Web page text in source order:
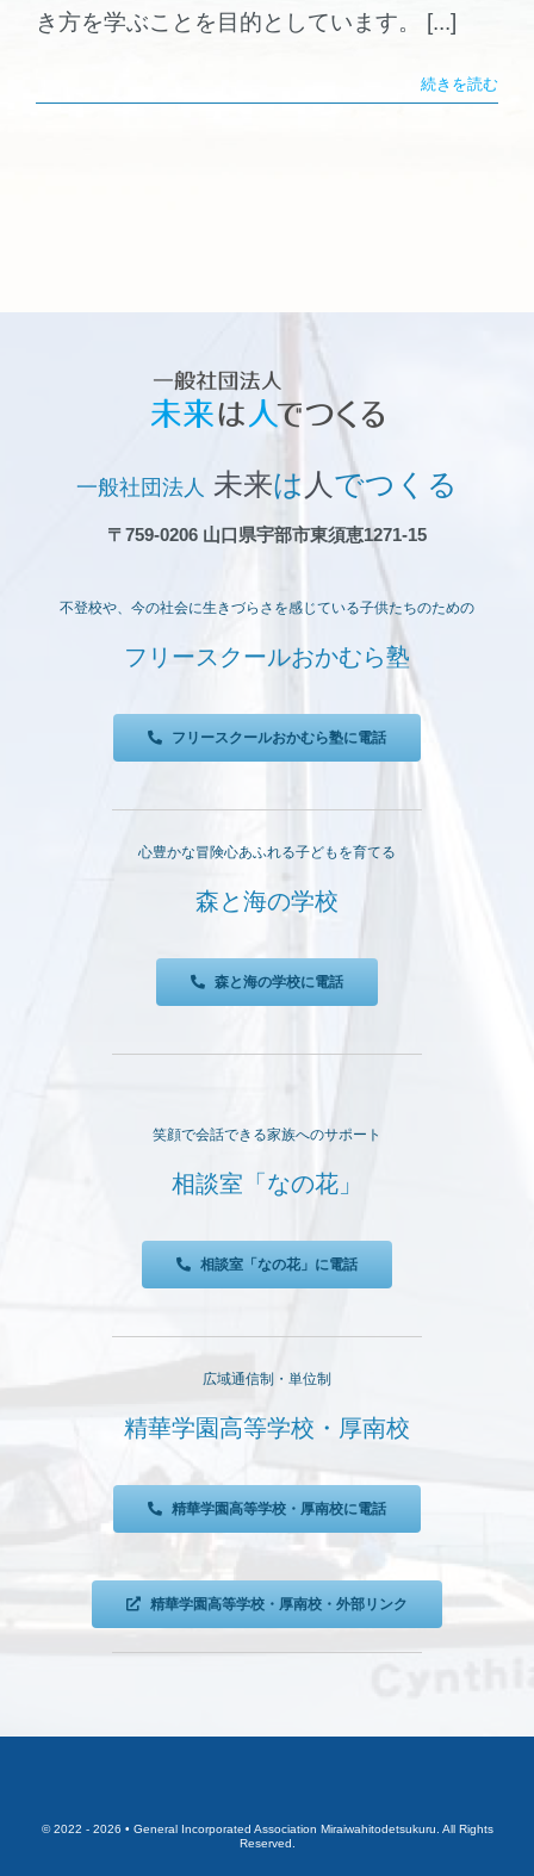
き方を学ぶことを目的としています。 [...]
続きを読む
一般社団法人 未来は 人 でつくる
〒759-0206 山口県宇部市東須恵1271-15
不登校や、今の社会に生きづらさを感じている子供たちのための
フリースクールおかむら塾
フリースクールおかむら塾に電話
心豊かな冒険心あふれる子どもを育てる
森と海の学校
森と海の学校に電話
笑顔で会話できる家族へのサポート
相談室「なの花」
相談室「なの花」に電話
広域通信制・単位制
精華学園高等学校・厚南校
精華学園高等学校・厚南校に電話
精華学園高等学校・厚南校・外部リンク
© 2022 - 2026 • General Incorporated Association Miraiwahitodetsukuru. All Rights
Reserved.